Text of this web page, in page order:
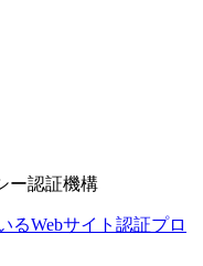
るWebサイト認証プロ